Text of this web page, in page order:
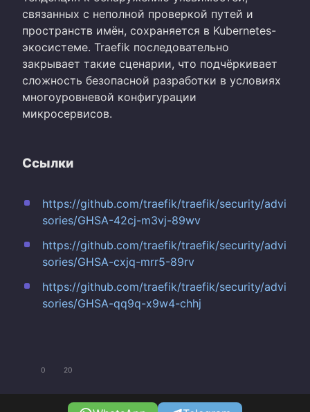
связанных с неполной проверкой путей и
пространств имён, сохраняется в Kubernetes-
экосистеме. Traefik последовательно
закрывает такие сценарии, что подчёркивает
сложность безопасной разработки в условиях
многоуровневой конфигурации
микросервисов.
Ссылки
https://github.com/traefik/traefik/security/advi
sories/GHSA-42cj-m3vj-89wv
https://github.com/traefik/traefik/security/advi
sories/GHSA-cxjq-mrr5-89rv
https://github.com/traefik/traefik/security/advi
sories/GHSA-qq9q-x9w4-chhj
0 20